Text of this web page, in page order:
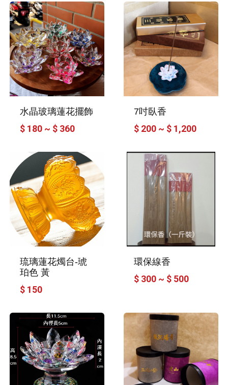
水晶玻璃蓮花擺飾
$ 180 ~ $ 360
7吋臥香
$ 200 ~ $ 1,200
琉璃蓮花燭台-琥
珀色 黃
$ 150
環保線香
$ 300 ~ $ 500